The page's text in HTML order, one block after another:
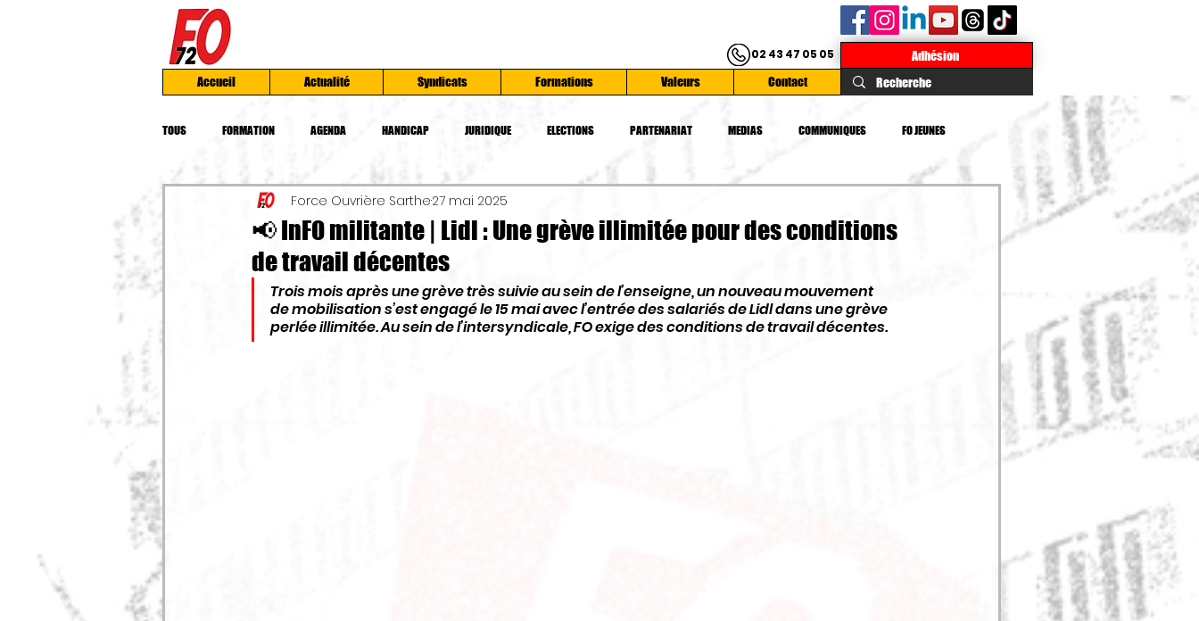
Adhésion
Accueil
Actualité Syndicats Formations Valeurs Contact
02 43 47 05 05
TOUS FORMATION AGENDA HANDICAP JURIDIQUE ELECTIONS PARTENARIAT MEDIAS COMMUNIQUES FO JEUNES
INSTANCES UD AFOC MOBILISATIONS SYNDICATS
CHOMAGE TRAVAIL
📢 InFO militante | Lidl : Une grève illimitée pour des conditions
de travail décentes
Force Ouvrière Sarthe27 mai 2025
Trois mois après une grève très suivie au sein de l’enseigne, un nouveau mouvement
de mobilisation s’est engagé le 15 mai avec l’entrée des salariés de Lidl dans une grève
perlée illimitée. Au sein de l’intersyndicale, FO exige des conditions de travail décentes.